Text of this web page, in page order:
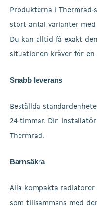
Produkterna i
stort antal varianter
Du kan alltid få exakt
situationen kräver för
Snabb leverans
Beställda
24 timmar. Din
Thermrad.
Barnsäkra
Alla kompakta
som tillsammans med